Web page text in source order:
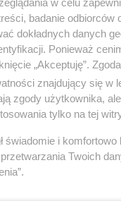
badanie odbiorców
dokładnych danych
Ponieważ
„Akceptuję”.
znajdujący się w
zgody użytkownika,
tylko na tej
świadomie i
Twoich